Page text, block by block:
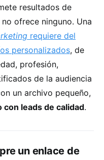
resultados de
ofrece ninguno. Una
requiere del
personalizados, de
profesión,
de la audiencia
un archivo pequeño,
leads de calidad.
un enlace de